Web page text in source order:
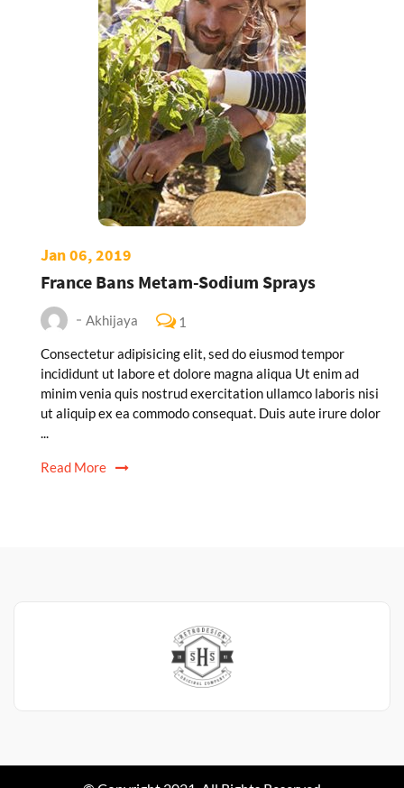
Jan 06, 2019
France Bans Metam-Sodium Sprays
Akhijaya
1
Consectetur adipisicing elit, sed do eiusmod tempor
incididunt ut labore et dolore magna aliqua Ut enim ad
minim venia quis nostrud exercitation ullamco laboris nisi
ut aliquip ex ea commodo consequat. Duis aute irure dolor
...
Read More